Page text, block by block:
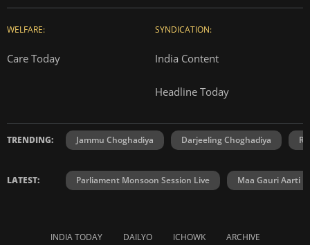
WELFARE:
Care Today
SYNDICATION:
India Content
Headline Today
TRENDING: Jammu Choghadiya Darjeeling Choghadiya
LATEST: Parliament Monsoon Session Live Maa Gauri Aarti
INDIA TODAY DAILYO ICHOWK ARCHIVE